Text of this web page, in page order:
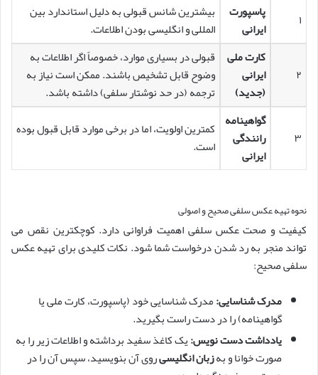
۱
پاسپورت
ایرانی
بیشترین شانس قبولی به دلیل استاندارد بین
المللی و انگلیسی بودن اطلاعات.
۲
کارت ملی
ایرانی
(جدید)
قبولی در بسیاری موارد، خصوصاً اگر اطلاعات به
وضوح قابل تشخیص باشند. ممکن است نیاز به
ترجمه (در حد نوشتار سلفی) داشته باشد.
۳
گواهینامه
رانندگی
ایرانی
کمترین اولویت، اما در برخی موارد قابل قبول بوده
است.
نحوه تهیه عکس سلفی صحیح و اصولی
کیفیت و صحت عکس سلفی اهمیت فراوانی دارد. کوچکترین نقص می
تواند منجر به رد شدن درخواست شما شود. نکات کلیدی برای تهیه عکس
سلفی صحیح:
مدرک شناسایی:مدرک شناسایی خود (پاسپورت، کارت ملی یا
گواهینامه) را در دست راست بگیرید.
یادداشت دست نویس:یک کاغذ سفید برداشته و اطلاعات زیر را به
صورت خوانا و بهزبان انگلیسیروی آن بنویسید، سپس آن را در